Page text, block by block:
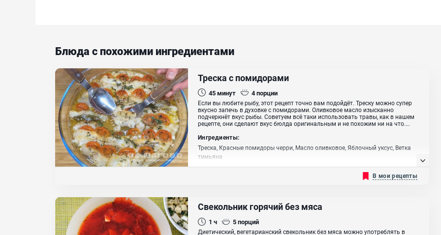
Блюда с похожими ингредиентами
Треска с помидорами
45минут 4порции
Если вы любите рыбу, этот рецепт точно вам подойдёт. Треску можно супер
вкусно запечь в духовке с помидорами. Оливковое масло изысканно
подчеркнёт вкус рыбы. Советуем всё таки использовать травы, как в нашем
рецепте, они сделают вкус бюлда оригинальным и не похожим ни на что....
Ингредиенты:
Треска, Красные помидоры черри, Масло оливковое, Яблочный уксус, Ветка
тимьяна
В мои рецепты
Свекольник горячий без мяса
1 ч 5порций
Диетический, вегетарианский свекольник без мяса можно употреблять в